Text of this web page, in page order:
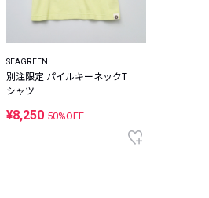
SEAGREEN
別注限定 パイルキーネックT
シャツ
¥8,250 50%OFF